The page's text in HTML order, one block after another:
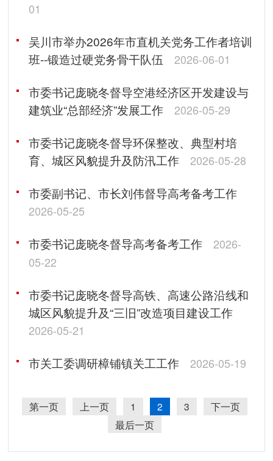
01
吴川市举办2026年市直机关党务工作者培训
班--锻造过硬党务骨干队伍
2026-06-01
市委书记庞晓冬督导空港经济区开发建设与
建筑业“总部经济”发展工作
2026-05-29
市委书记庞晓冬督导环保整改、典型村培
育、城区风貌提升及防汛工作
2026-05-28
市委副书记、市长刘伟督导高考备考工作
2026-05-25
市委书记庞晓冬督导高考备考工作
2026-
05-22
市委书记庞晓冬督导高铁、高速公路沿线和
城区风貌提升及“三旧”改造项目建设工作
2026-05-21
市关工委调研樟铺镇关工工作 2026-05-19
第一页 上一页 1 2 3
下一页
最后一页